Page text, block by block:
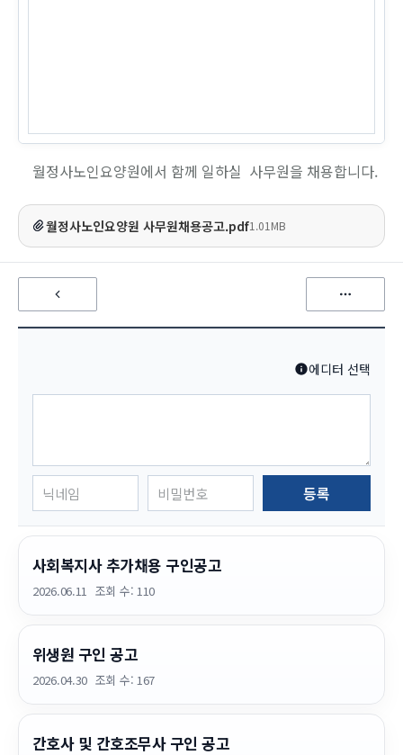
월정사노인요양원에서 함께 일하실 사무원을 채용합니다.
월정사노인요양원 사무원채용공고.pdf1.01MB
에디터 선택
등록
사회복지사 추가채용 구인공고
2026.06.11 조회 수: 110
위생원 구인 공고
2026.04.30 조회 수: 167
간호사 및 간호조무사 구인 공고